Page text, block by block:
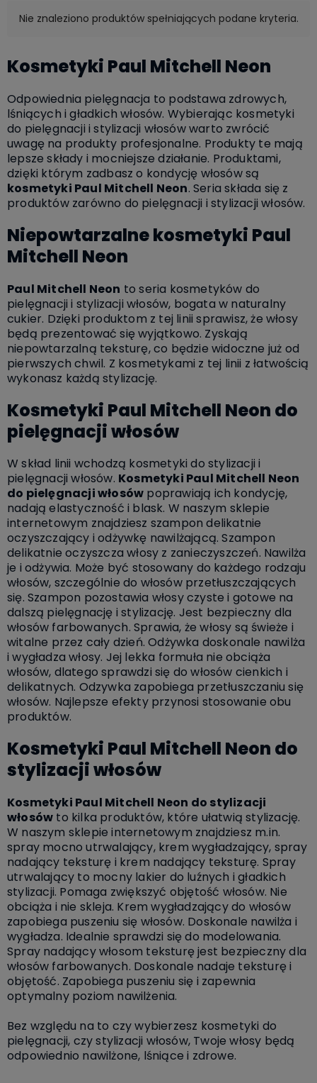
Nie znaleziono produktów spełniających podane kryteria.
Kosmetyki Paul Mitchell Neon
Odpowiednia pielęgnacja to podstawa zdrowych,
lśniących i gładkich włosów. Wybierając kosmetyki
do pielęgnacji i stylizacji włosów warto zwrócić
uwagę na produkty profesjonalne. Produkty te mają
lepsze składy i mocniejsze działanie. Produktami,
dzięki którym zadbasz o kondycję włosów są
kosmetyki Paul Mitchell Neon. Seria składa się z
produktów zarówno do pielęgnacji i stylizacji włosów.
Niepowtarzalne kosmetyki Paul
Mitchell Neon
Paul Mitchell Neon to seria kosmetyków do
pielęgnacji i stylizacji włosów, bogata w naturalny
cukier. Dzięki produktom z tej linii sprawisz, że włosy
będą prezentować się wyjątkowo. Zyskają
niepowtarzalną teksturę, co będzie widoczne już od
pierwszych chwil. Z kosmetykami z tej linii z łatwością
wykonasz każdą stylizację.
Kosmetyki Paul Mitchell Neon do
pielęgnacji włosów
W skład linii wchodzą kosmetyki do stylizacji i
pielęgnacji włosów. Kosmetyki Paul Mitchell Neon
do pielęgnacji włosów poprawiają ich kondycję,
nadają elastyczność i blask. W naszym sklepie
internetowym znajdziesz szampon delikatnie
oczyszczający i odżywkę nawilżającą. Szampon
delikatnie oczyszcza włosy z zanieczyszczeń. Nawilża
je i odżywia. Może być stosowany do każdego rodzaju
włosów, szczególnie do włosów przetłuszczających
się. Szampon pozostawia włosy czyste i gotowe na
dalszą pielęgnację i stylizację. Jest bezpieczny dla
włosów farbowanych. Sprawia, że włosy są świeże i
witalne przez cały dzień. Odżywka doskonale nawilża
i wygładza włosy. Jej lekka formuła nie obciąża
włosów, dlatego sprawdzi się do włosów cienkich i
delikatnych. Odzywka zapobiega przetłuszczaniu się
włosów. Najlepsze efekty przynosi stosowanie obu
produktów.
Kosmetyki Paul Mitchell Neon do
stylizacji włosów
Kosmetyki Paul Mitchell Neon do stylizacji
włosów to kilka produktów, które ułatwią stylizację.
W naszym sklepie internetowym znajdziesz m.in.
spray mocno utrwalający, krem wygładzający, spray
nadający teksturę i krem nadający teksturę. Spray
utrwalający to mocny lakier do luźnych i gładkich
stylizacji. Pomaga zwiększyć objętość włosów. Nie
obciąża i nie skleja. Krem wygładzający do włosów
zapobiega puszeniu się włosów. Doskonale nawilża i
wygładza. Idealnie sprawdzi się do modelowania.
Spray nadający włosom teksturę jest bezpieczny dla
włosów farbowanych. Doskonale nadaje teksturę i
objętość. Zapobiega puszeniu się i zapewnia
optymalny poziom nawilżenia.
Bez względu na to czy wybierzesz kosmetyki do
pielęgnacji, czy stylizacji włosów, Twoje włosy będą
odpowiednio nawilżone, lśniące i zdrowe.